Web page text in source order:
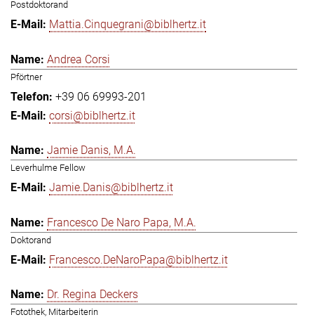
Postdoktorand
Mattia.Cinquegrani@biblhertz.it
Andrea Corsi
Pförtner
+39 06 69993-201
corsi@biblhertz.it
Jamie Danis, M.A.
Leverhulme Fellow
Jamie.Danis@biblhertz.it
Francesco De Naro Papa, M.A.
Doktorand
Francesco.DeNaroPapa@biblhertz.it
Dr. Regina Deckers
Fotothek, Mitarbeiterin